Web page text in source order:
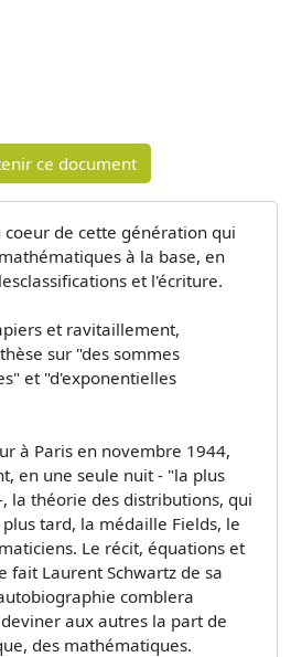
ce document
de cette génération qui
à la base, en
et l'écriture.
et ravitaillement,
sur "des sommes
et "d'exponentielles
à Paris en novembre 1944,
en une seule nuit - "la plus
la théorie des distributions, qui
tard, la médaille Fields, le
Le récit, équations et
fait Laurent Schwartz de sa
comblera
aux autres la part de
des mathématiques.